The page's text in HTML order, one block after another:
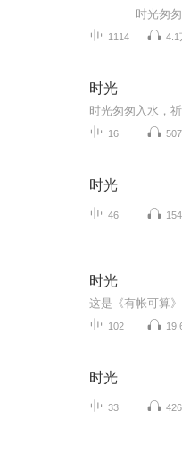
1114 4.1
时光
时光匆匆入水，
16
时光
46
时光
102
时光
33